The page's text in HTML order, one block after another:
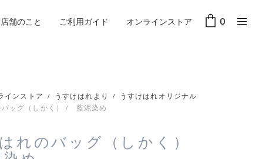
舗のこと ご利用ガイド オンラインストア 0
インストア / うすけはれより /
うすけはれオリジナル
バッグ（しかく） / 藍泥染め
れのバッグ（しかく）